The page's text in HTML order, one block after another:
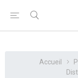
Accueil